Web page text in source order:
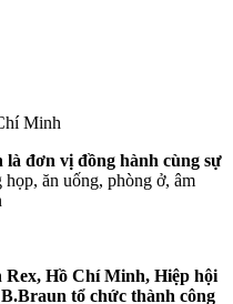
Minh
đơn vị đồng hành cùng sự
họp, ăn uống, phòng ở, âm
Rex, Hồ Chí Minh, Hiệp hội
tổ chức thành công